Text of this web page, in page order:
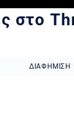
στο
ΔΙΑΦΉΜΙΣΗ